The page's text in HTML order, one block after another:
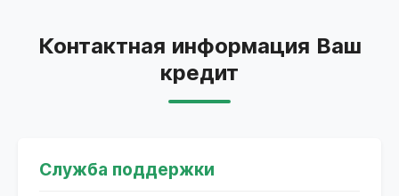
Контактная информация Ваш
кредит
Служба поддержки